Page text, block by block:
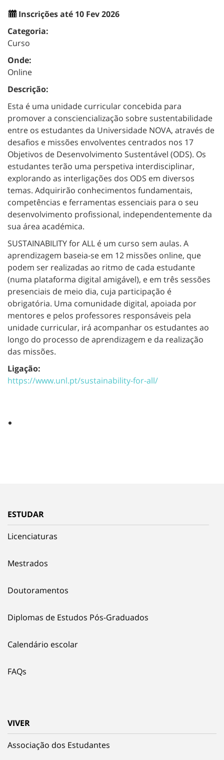
Inscrições até 10 Fev 2026
Categoria:
Curso
Onde:
Online
Descrição:
Esta é uma unidade curricular concebida para
promover a consciencialização sobre sustentabilidade
entre os estudantes da Universidade NOVA, através de
desafios e missões envolventes centrados nos 17
Objetivos de Desenvolvimento Sustentável (ODS). Os
estudantes terão uma perspetiva interdisciplinar,
explorando as interligações dos ODS em diversos
temas. Adquirirão conhecimentos fundamentais,
competências e ferramentas essenciais para o seu
desenvolvimento profissional, independentemente da
sua área académica.
SUSTAINABILITY for ALL é um curso sem aulas. A
aprendizagem baseia-se em 12 missões online, que
podem ser realizadas ao ritmo de cada estudante
(numa plataforma digital amigável), e em três sessões
presenciais de meio dia, cuja participação é
obrigatória. Uma comunidade digital, apoiada por
mentores e pelos professores responsáveis pela
unidade curricular, irá acompanhar os estudantes ao
longo do processo de aprendizagem e da realização
das missões.
Ligação:
https://www.unl.pt/sustainability-for-all/
ESTUDAR
Licenciaturas
Mestrados
Doutoramentos
Diplomas de Estudos Pós-Graduados
Calendário escolar
FAQs
VIVER
Associação dos Estudantes